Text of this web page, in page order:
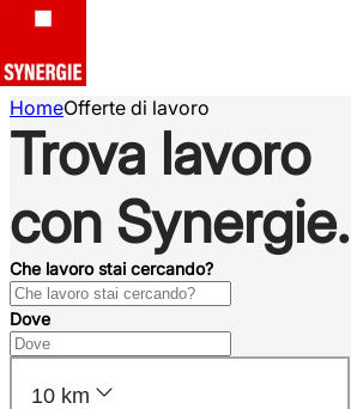
HomeOfferte di lavoro
Trova lavoro
con Synergie.
Che lavoro stai cercando?
Dove
10 km